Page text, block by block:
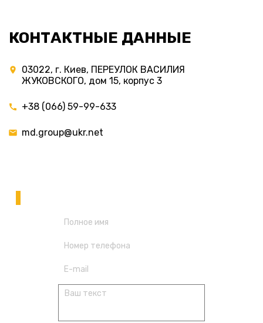
КОНТАКТНЫЕ ДАННЫЕ
03022, г. Киев, ПЕРЕУЛОК ВАСИЛИЯ
ЖУКОВСКОГО, дом 15, корпус 3
+38 (066) 59-99-633
md.group@ukr.net